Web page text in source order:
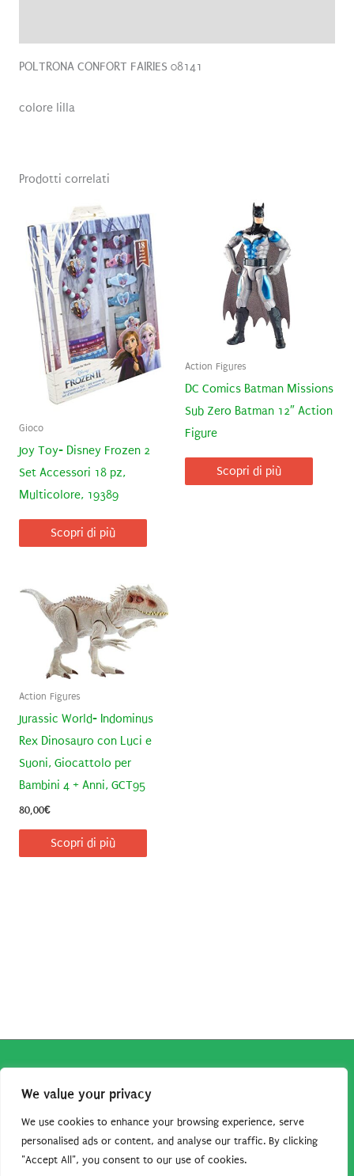
We value your privacy
We use cookies to enhance your browsing experience, serve
personalised ads or content, and analyse our traffic. By clicking
"Accept All", you consent to our use of cookies.
POLTRONA CONFORT FAIRIES 08141
colore lilla
Prodotti correlati
Gioco
Joy Toy- Disney Frozen 2
Set Accessori 18 pz,
Multicolore, 19389
Scopri di più
Action Figures
DC Comics Batman Missions
Sub Zero Batman 12″ Action
Figure
Scopri di più
Action Figures
Jurassic World- Indominus
Rex Dinosauro con Luci e
Suoni, Giocattolo per
Bambini 4 + Anni, GCT95
80,00€
Scopri di più
associato Amazon percepisce dei ricavi da acquisti idonei.
Tutti i guadagni sono direttamente reinvestiti in questo sito
per continuare a condividere tutorial e risorse per gli amanti
dei cartoon. Grazie per il vostro sostegno!